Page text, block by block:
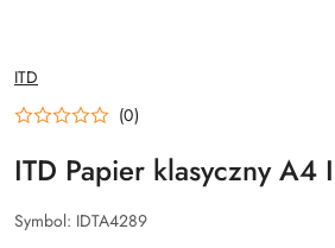
NAZWA
PRODUCENTA:
ITD
(0)
ITD Papier klasyczny A4
Symbol: IDTA4289